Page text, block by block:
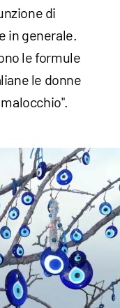
di
in generale.
le formule
le donne